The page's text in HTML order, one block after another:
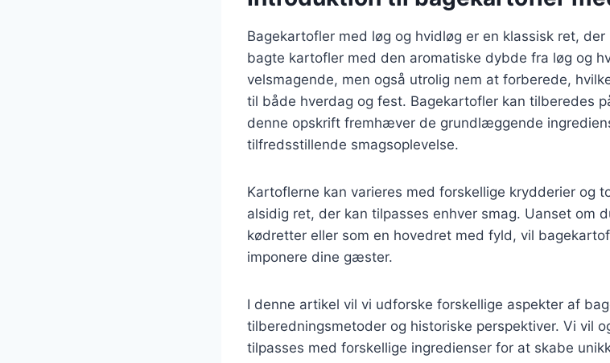
Bagekartofler med løg og hvidløg er en klassisk ret,
bagte kartofler med den aromatiske dybde fra løg og
velsmagende, men også utrolig nem at forberede,
til både hverdag og fest. Bagekartofler kan tilberedes
denne opskrift fremhæver de grundlæggende
tilfredsstillende smagsoplevelse.
Kartoflerne kan varieres med forskellige krydderier og
alsidig ret, der kan tilpasses enhver smag. Uanset om
kødretter eller som en hovedret med fyld, vil
imponere dine gæster.
I denne artikel vil vi udforske forskellige aspekter af
tilberedningsmetoder og historiske perspektiver. Vi vil
tilpasses med forskellige ingredienser for at skabe